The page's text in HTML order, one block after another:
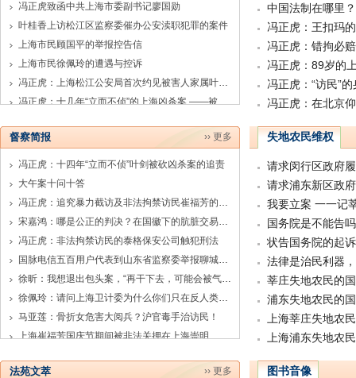
冯正虎致函中共上海市委副书记廖国勋
叶桂香上访松江区监察委催办公安渎职犯罪的案件
上海市民顾国平的举报控告信
上海市民徐佩玲的遭遇与控诉
冯正虎：上海松江公安局首次约见被害人家属叶桂香
冯正虎：十几年“立而不侦”的上海凶杀案 ——被害人之母叶桂香控告涉嫌渎职罪的上海松江警方相关人员
中国法制在哪里？
冯正虎：王扣玛
冯正虎：错拘必
冯正虎：89岁的
冯正虎：“访民”
冯正虎：在北京
督察简报 ›› 更多
冯正虎：十四年“立而不侦”叶剑被砍凶杀案的追责
大午案十问十答
冯正虎：追究暴力截访及非法拘禁访民崔福芳的刑事责任
宋嘉鸿：哪是公正的判决？在国徽下的肮脏交易——为丁菊英喊冤！
冯正虎：非法拘禁访民的泰格保安公司触犯刑法
国脉电信五百用户代表到山东省监察委举报聊城公安违法索要办案费
徐昕：我想退出包头案，​“再干下去，可能会被气死”
徐佩玲：请问上海卫计委为什么你们只在反人类道路上狂奔？
马亚莲：骨折女危害大阅兵？沪官毒手治访民！
上海崔福芳国庆节期间被非法关押在上海崇明
失地农民维权
请求闵行区政府
请求浦东新区政
我要立案 一一记
国务院是不能告
状告国务院的起
法律是治民利器
莘庄失地农民的
浦东失地农民的
上海莘庄失地农
上海浦东失地农
法苑文萃 ›› 更多 图书音像